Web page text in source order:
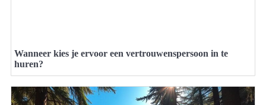
Wanneer kies je ervoor een vertrouwenspersoon in te
huren?